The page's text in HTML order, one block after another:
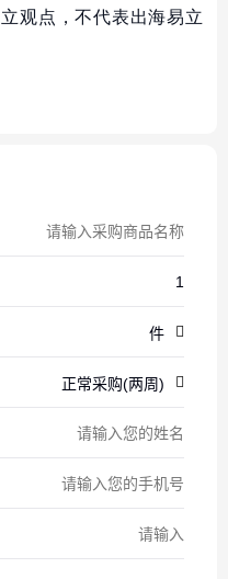
观点，不代表出海易立